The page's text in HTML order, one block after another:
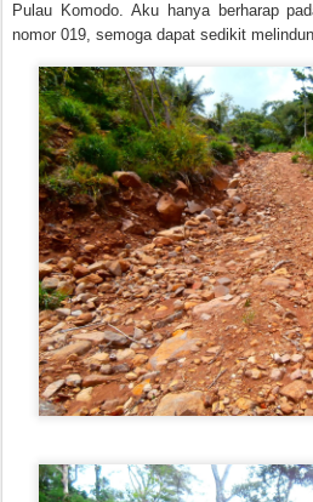
Pulau Komodo. Aku hanya berharap
nomor 019, semoga dapat sedikit